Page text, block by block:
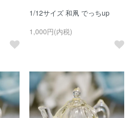
1/12サイズ 和凧 でっちup
1,000円(内税)